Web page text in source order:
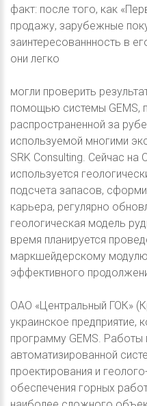
факт: после того, как
продажу, зарубежные
заинтересованнность в
они легко
могли проверить
помощью системы GEMS,
распространенной за
используемой многими
SRK Consulting. Сейчас
используется
подсчета запасов,
карьера, регулярно
геологическая модель
время планируется
маркшейдерскому
эффективного
ОАО «Центральный ГОК»
украинское предприятие,
программу GEMS. Работы
автоматизированной
проектирования и
обеспечения горных